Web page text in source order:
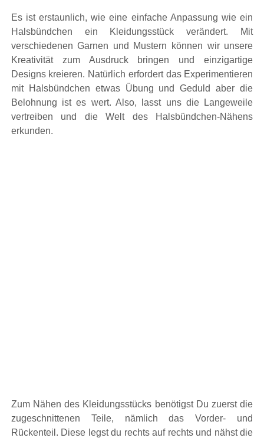
Es ist erstaunlich, wie eine einfache Anpassung wie ein
Halsbündchen ein Kleidungsstück verändert. Mit
verschiedenen Garnen und Mustern können wir unsere
Kreativität zum Ausdruck bringen und einzigartige
Designs kreieren. Natürlich erfordert das Experimentieren
mit Halsbündchen etwas Übung und Geduld aber die
Belohnung ist es wert. Also, lasst uns die Langeweile
vertreiben und die Welt des Halsbündchen-Nähens
erkunden.
Zum Nähen des Kleidungsstücks benötigst Du zuerst die
zugeschnittenen Teile, nämlich das Vorder- und
Rückenteil. Diese legst du rechts auf rechts und nähst die